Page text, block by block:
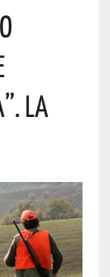
La